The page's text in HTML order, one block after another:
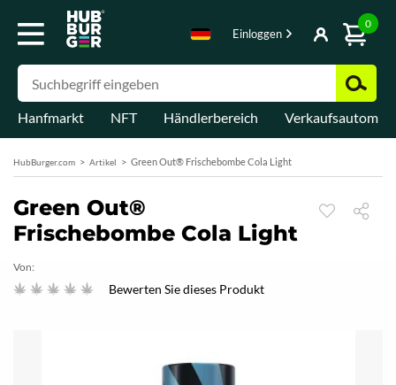
Einloggen
0
Hanfmarkt NFT Händlerbereich
HubBurger.com Artikel Green Out® Frischebombe Cola Light
Green Out®
Frischebombe Cola Light
Von:
Bewerten Sie dieses Produkt